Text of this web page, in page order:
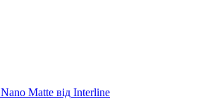
Nano Matte від Interline